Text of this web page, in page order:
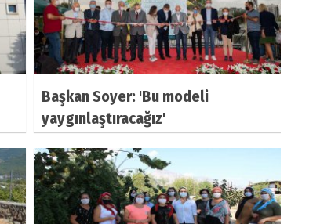
Başkan Soyer: 'Bu modeli
yaygınlaştıracağız'